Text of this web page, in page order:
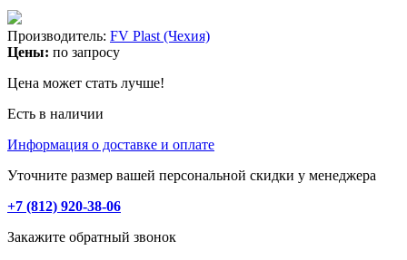
Производитель: FV Plast (Чехия)
Цены: по запросу
Цена может стать лучше!
Есть в наличии
Информация о доставке и оплате
Уточните размер вашей персональной скидки у менеджера
+7 (812) 920-38-06
Закажите обратный звонок